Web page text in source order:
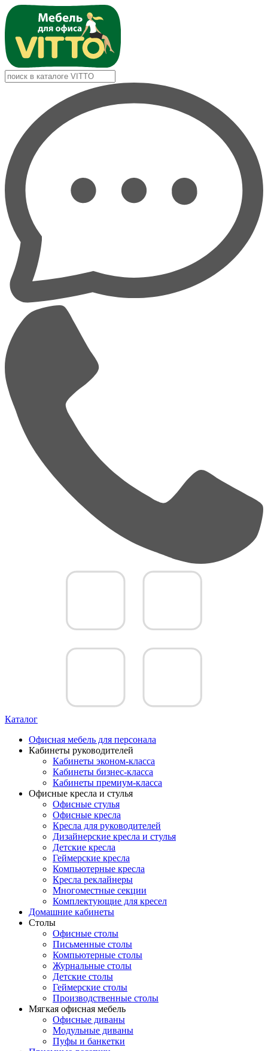
Каталог
Офисная мебель для персонала
Кабинеты руководителей
Кабинеты эконом-класса
Кабинеты бизнес-класса
Кабинеты премиум-класса
Офисные кресла и стулья
Офисные стулья
Офисные кресла
Кресла для руководителей
Дизайнерские кресла и стулья
Детские кресла
Геймерские кресла
Компьютерные кресла
Кресла реклайнеры
Многоместные секции
Комплектующие для кресел
Домашние кабинеты
Столы
Офисные столы
Письменные столы
Компьютерные столы
Журнальные столы
Детские столы
Геймерские столы
Производственные столы
Мягкая офисная мебель
Офисные диваны
Модульные диваны
Пуфы и банкетки